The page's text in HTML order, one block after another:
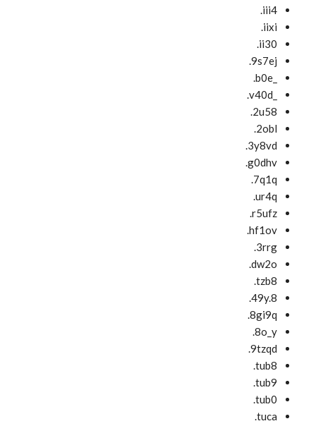
iii4.
iixi.
ii30.
9s7ej.
2u58.
2obl.
3y8vd.
g0dhv.
7q1q.
ur4q.
r5ufz.
hf1ov.
3rrg.
dw2o.
tzb8.
49y.8.
8gi9q.
8o_y.
9tzqd.
tub8.
tub9.
tub0.
tuca.